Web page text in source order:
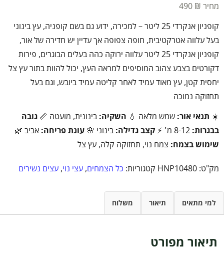
490 ₪
קופניון אנקרדי 25 ליטר – למכירה, ידוע גם בשם קופניה, עץ בינוני
בעל עלווה אטרקטיבית, חופה צפופה אך עדיין יש חדירה של אור,
קופניון אנקרדי 25 ליטר עלווה ירוקה כהה בעלים הבוגרים, פירות
דקורטים בצבע צהוב המוסיפים למראה העץ, יכול להוות בתור עץ צל
יחסית קטן, עץ מאוד עמיד לאחר קליטה עמיד ביובש, וגם בעל
תחזוקה נמוכה
☀️ תנאי אור: שמש מלאה 💧 השקיה: בינונית, מועטה 📏 גובה
בבגרות: 8-12 מ׳ ⚡ קצב גדילה: בינוני 🌸 עונת פריחה: אביב 🌿
שימוש בצמח: צמח נוי, תחזוקה קלה, עץ צל
מק"ט: HNP10480 קטגוריות: כל הצמחים, עצי נוי, עצים נשירים
למי מתאים תיאור משלוח
תיאור מפורט